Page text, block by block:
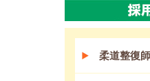
柔道整復師